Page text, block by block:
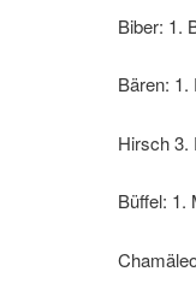
Biber: 1.
Bären: 1.
Hirsch 3.
Büffel: 1.